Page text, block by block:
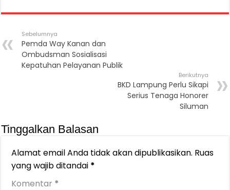
Sebelumnya
Pemda Way Kanan dan
Ombudsman Sosialisasi
Kepatuhan Pelayanan Publik
Berikutnya
BKD Lampung Perlu Sikapi
Serius Tenaga Honorer
Siluman
Tinggalkan Balasan
Alamat email Anda tidak akan dipublikasikan. Ruas
yang wajib ditandai *
Komentar *